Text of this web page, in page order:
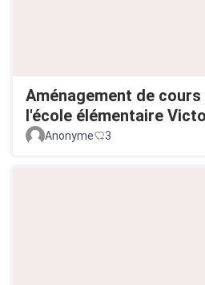
Aménagement de cours
l'école élémentaire
Anonyme 3